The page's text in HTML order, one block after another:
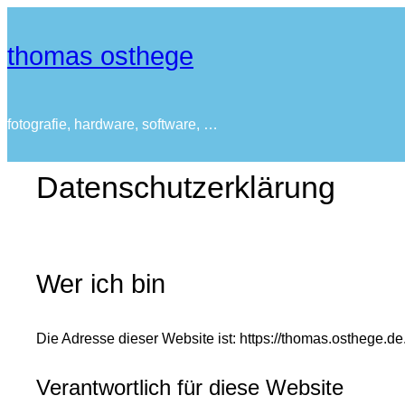
thomas osthege
fotografie, hardware, software, …
Datenschutzerklärung
Wer ich bin
Die Adresse dieser Website ist: https://thomas.osthege.de.
Verantwortlich für diese Website